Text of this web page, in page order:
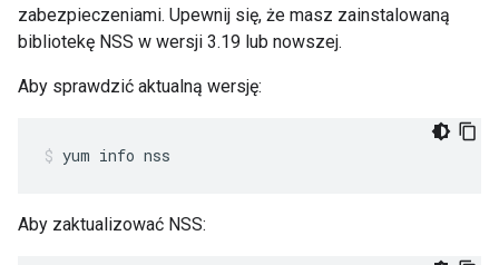
zabezpieczeniami. Upewnij się, że masz zainstalowaną
bibliotekę NSS w wersji 3.19 lub nowszej.
Aby sprawdzić aktualną wersję:
yum info nss
Aby zaktualizować NSS: